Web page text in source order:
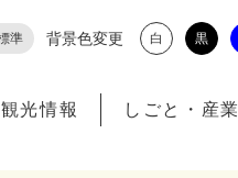
準 背景色変更 白 黒
観光情報 しごと・産業